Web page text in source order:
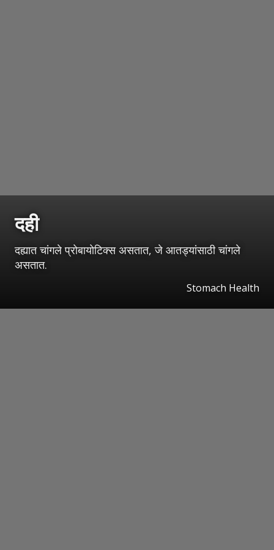
दही
दह्यात चांगले प्रोबायोटिक्स असतात, जे आतड्यांसाठी चांगले
असतात.
Stomach Health